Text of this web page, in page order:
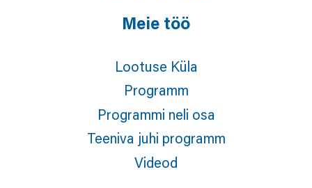
Meie töö
Lootuse Küla
Programm
Programmi neli osa
Teeniva juhi programm
Videod